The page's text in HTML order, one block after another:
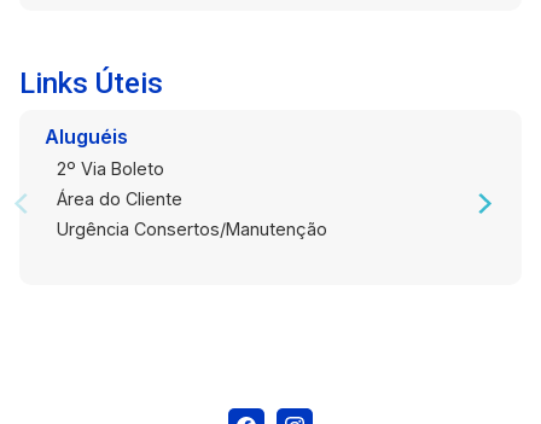
Links Úteis
Aluguéis
2º Via Boleto
Área do Cliente
Urgência Consertos/Manutenção